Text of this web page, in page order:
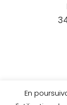
En